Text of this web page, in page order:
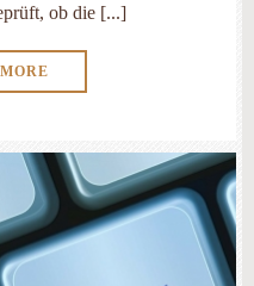
ob die [...]